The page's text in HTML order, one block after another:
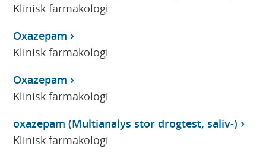
Klinisk farmakologi
Oxazepam
Klinisk farmakologi
Oxazepam
Klinisk farmakologi
oxazepam (Multianalys stor drogtest, saliv-)
Klinisk farmakologi